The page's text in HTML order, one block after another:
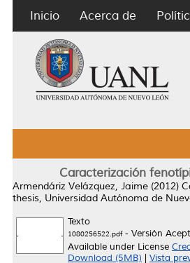
Inicio Acerca de
Caracterización
Armendáriz Velázquez, Jaime (2012)
thesis, Universidad Autónoma de
Texto
1080256522.pdf- Versión
Available under License
Download (5MB)
Vista